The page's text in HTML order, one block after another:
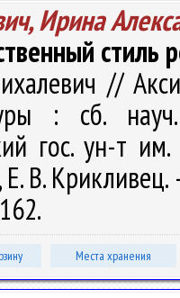
Ирина
стиль
//
: сб.
гос. ун-т
Е. В.
Места хранения